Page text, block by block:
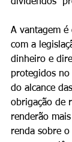
A vantagem
com a
dinheiro e
protegidos no
do alcance
obrigação de
renderão
renda sobre